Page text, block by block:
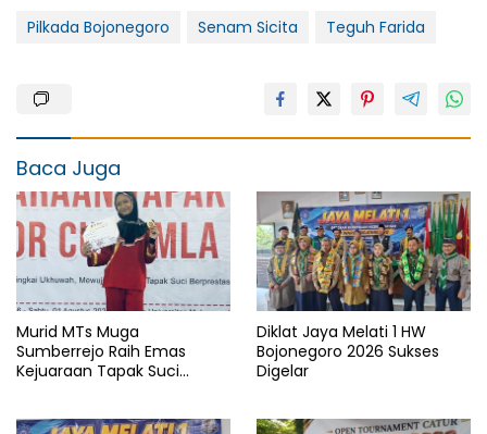
Pilkada Bojonegoro Senam Sicita Teguh Farida
Baca Juga
Murid MTs Muga
Sumberrejo Raih Emas
Kejuaraan Tapak Suci
Diklat Jaya Melati 1 HW
Bojonegoro 2026 Sukses
Digelar